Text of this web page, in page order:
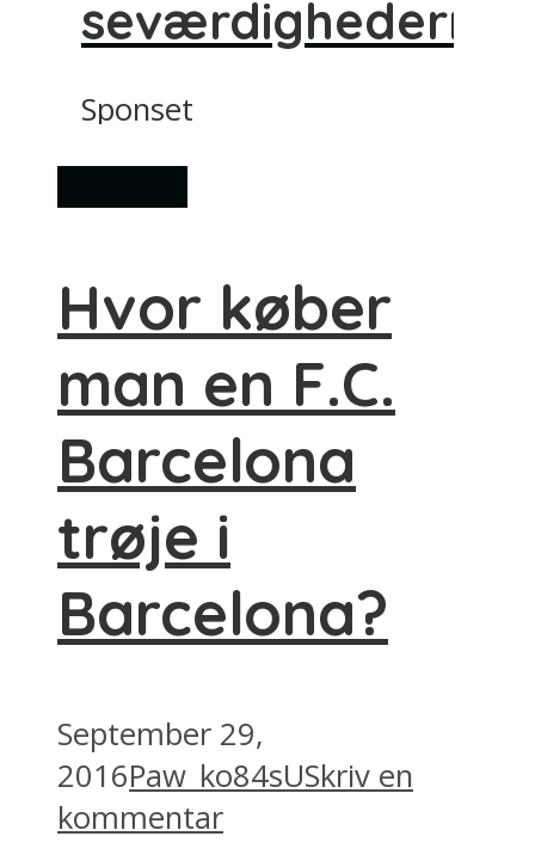
seværdighederne
Sponset
Hvor køber
man en F.C.
Barcelona
trøje i
Barcelona?
September 29,
2016Paw_ko84sUSkriv en
kommentar